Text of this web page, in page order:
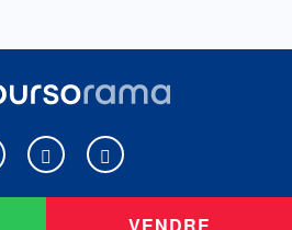
VENDRE
Boursorama sur Facebook
Boursorama sur XBoursorama sur